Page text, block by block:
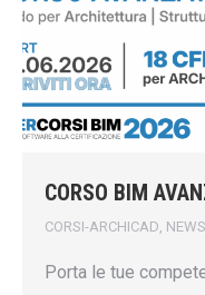
CORSO BIM
CORSI-ARCHICAD NEWS
Porta le tue